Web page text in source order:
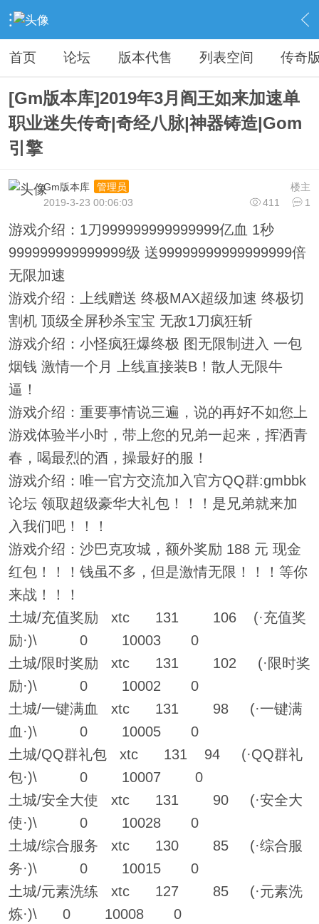
› 传奇私服专区 › 传奇商业版本免费下载 › 内容
首页 论坛 版本代售 列表空间 传奇
[Gm版本库]2019年3月阎王如来加速单
职业迷失传奇|奇经八脉|神器铸造|Gom
引擎
楼主
Gm版本库
管理员
411
1
2019-3-23 00:06:03
游戏介绍：1刀999999999999999亿血 1秒
999999999999999级 送99999999999999999倍
无限加速
游戏介绍：上线赠送 终极MAX超级加速 终极切
割机 顶级全屏秒杀宝宝 无敌1刀疯狂斩
游戏介绍：小怪疯狂爆终极 图无限制进入 一包
烟钱 激情一个月 上线直接装B！散人无限牛
逼！
游戏介绍：重要事情说三遍，说的再好不如您上
游戏体验半小时，带上您的兄弟一起来，挥洒青
春，喝最烈的酒，操最好的服！
游戏介绍：唯一官方交流加入官方QQ群:gmbbk
论坛 领取超级豪华大礼包！！！是兄弟就来加
入我们吧！！！
游戏介绍：沙巴克攻城，额外奖励 188 元 现金
红包！！！钱虽不多，但是激情无限！！！等你
来战！！！
土城/充值奖励 xtc 131 106 (·充值奖
励·)\ 0 10003 0
土城/限时奖励 xtc 131 102 (·限时奖
励·)\ 0 10002 0
土城/一键满血 xtc 131 98 (·一键满
血·)\ 0 10005 0
土城/QQ群礼包 xtc 131 94 (·QQ群礼
包·)\ 0 10007 0
土城/安全大使 xtc 131 90 (·安全大
使·)\ 0 10028 0
土城/综合服务 xtc 130 85 (·综合服
务·)\ 0 10015 0
土城/元素洗练 xtc 127 85 (·元素洗
炼·)\ 0 10008 0